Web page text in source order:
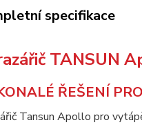
specifikace
TANSUN
ŘEŠENÍ
Tansun Apollo pro